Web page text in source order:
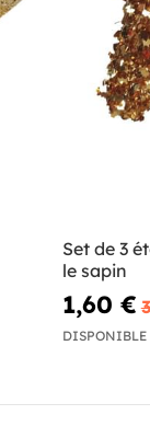
Set de 3
le sapin
1,60 €
DISPONIBLE